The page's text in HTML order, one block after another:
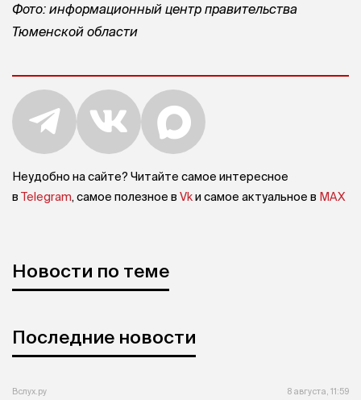
Фото: информационный центр правительства
Тюменской области
Неудобно на сайте? Читайте самое интересное
в Telegram, самое полезное в Vkи самое актуальное в MAX
Новости по теме
Последние новости
Вслух.ру 8 августа, 11:59